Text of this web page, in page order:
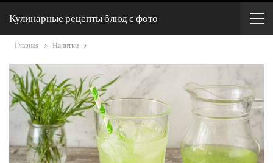
Кулинарные рецепты блюд с фото
Главная Напитки